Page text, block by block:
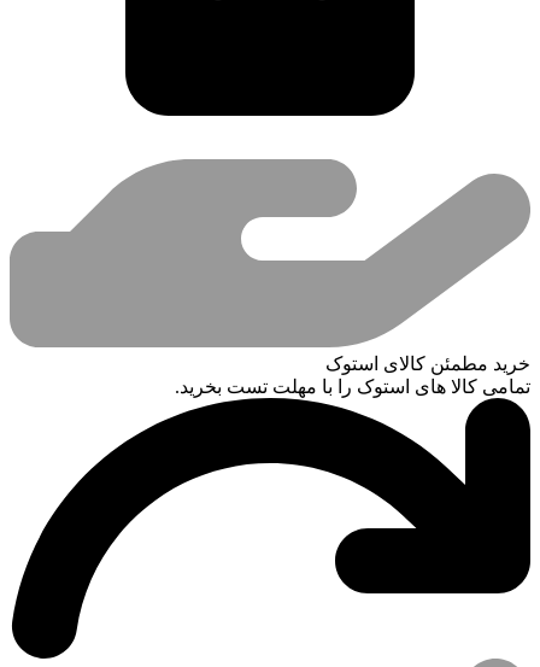
خرید مطمئن کالای استوک
تمامی کالا های استوک را با مهلت تست بخرید.